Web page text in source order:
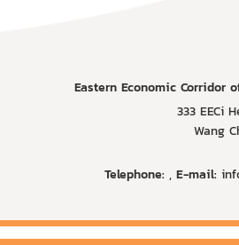
Eastern Economic Corridor
333 EECi
Wang
Telephone: , E-mail: